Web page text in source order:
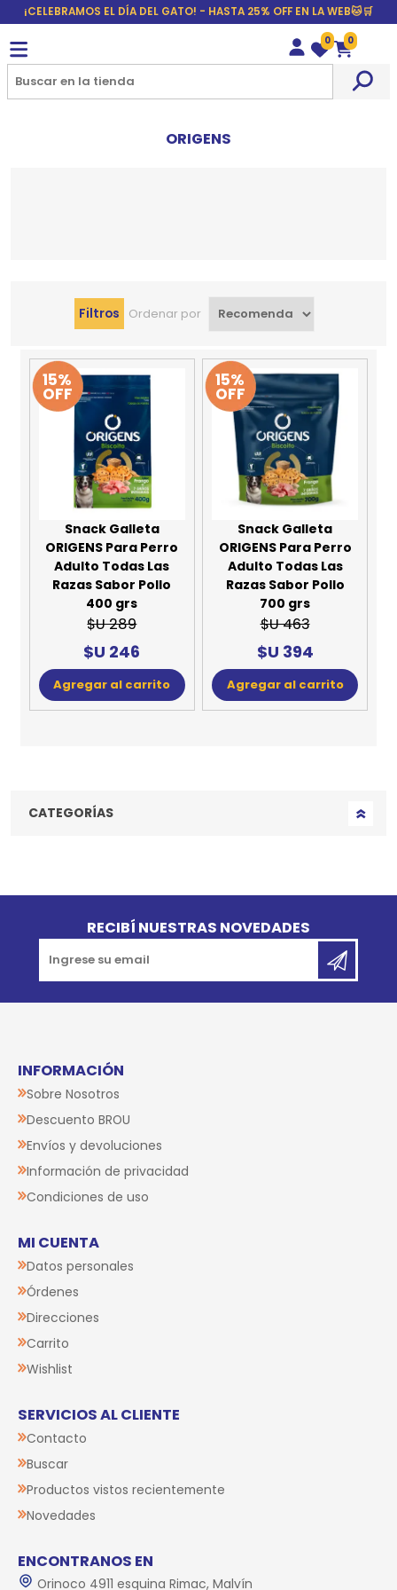
¡CELEBRAMOS EL DÍA DEL GATO! - HASTA 25% OFF EN LA WEB🐱🛒
Wishlist
0
Carrito
0
ORIGENS
Filtros Ordenar por
15%
OFF
Snack Galleta
ORIGENS Para Perro
Adulto Todas Las
Razas Sabor Pollo
400 grs
$U 289
$U 246
Agregar al carrito
15%
OFF
Snack Galleta
ORIGENS Para Perro
Adulto Todas Las
Razas Sabor Pollo
700 grs
$U 463
$U 394
Agregar al carrito
CATEGORÍAS
RECIBÍ NUESTRAS NOVEDADES
INFORMACIÓN
Sobre Nosotros
Descuento BROU
Envíos y devoluciones
Información de privacidad
Condiciones de uso
MI CUENTA
Datos personales
Órdenes
Direcciones
Carrito
Wishlist
SERVICIOS AL CLIENTE
Contacto
Buscar
Productos vistos recientemente
Novedades
ENCONTRANOS EN
Orinoco 4911 esquina Rimac, Malvín